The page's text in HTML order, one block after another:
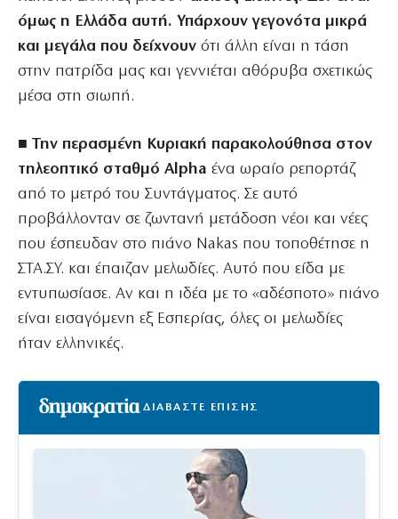
όμως η Ελλάδα αυτή. Υπάρχουν γεγονότα μικρά
και μεγάλα που δείχνουν ότι άλλη είναι η τάση
στην πατρίδα μας και γεννιέται αθόρυβα σχετικώς
μέσα στη σιωπή.
■ Την περασμένη Κυριακή παρακολούθησα στον
τηλεοπτικό σταθμό Alpha ένα ωραίο ρεπορτάζ
από το μετρό του Συντάγματος. Σε αυτό
προβάλλονταν σε ζωντανή μετάδοση νέοι και νέες
που έσπευδαν στο πιάνο Nakas που τοποθέτησε η
ΣΤΑ.ΣΥ. και έπαιζαν μελωδίες. Αυτό που είδα με
εντυπωσίασε. Αν και η ιδέα με το «αδέσποτο» πιάνο
είναι εισαγόμενη εξ Εσπερίας, όλες οι μελωδίες
ήταν ελληνικές.
ΔΙΑΒΑΣΤΕ ΕΠΙΣΗΣ